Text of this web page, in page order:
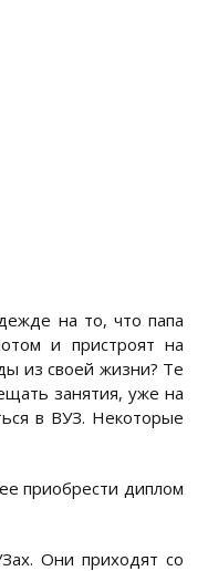
на то, что папа
и пристроят на
из своей жизни? Те
занятия, уже на
в ВУЗ. Некоторые
приобрести диплом
Они приходят со